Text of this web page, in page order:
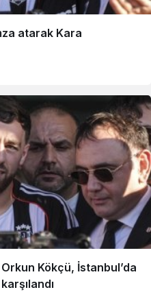
atarak Kara
Kökçü, İstanbul’da